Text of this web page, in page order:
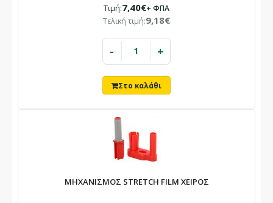
Τιμή:7,40€+ ΦΠΑ
Τελική τιμή:9,18€
- +
ΜΗΧΑΝΙΣΜΟΣ STRETCH FILM ΧΕΙΡΟΣ